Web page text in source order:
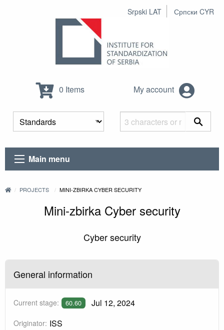
Srpski LAT Српски CYR
0 Items My account
Main menu
PROJECTS MINI-ZBIRKA CYBER SECURITY
Mini-zbirka Cyber security
Cyber security
General information
Current stage: 60.60 Jul 12, 2024
Originator: ISS